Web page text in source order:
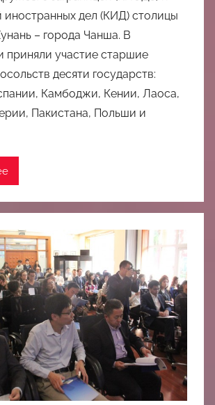
иностранных дел (КИД) столицы
– города Чанша. В
приняли участие старшие
десяти государств:
Камбоджи, Кении, Лаоса,
Пакистана, Польши и